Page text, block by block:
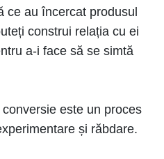
ce au încercat produsul
construi relația cu ei
a-i face să se simtă
este un proces
și răbdare.